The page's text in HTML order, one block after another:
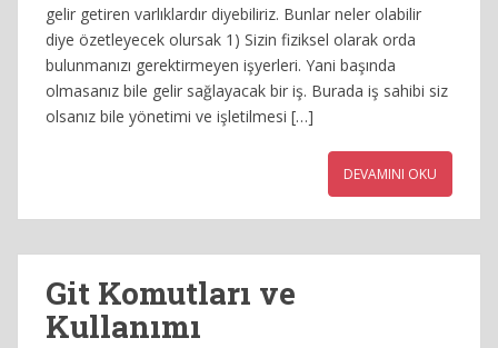
gelir getiren varlıklardır diyebiliriz. Bunlar neler olabilir
diye özetleyecek olursak 1) Sizin fiziksel olarak orda
bulunmanızı gerektirmeyen işyerleri. Yani başında
olmasanız bile gelir sağlayacak bir iş. Burada iş sahibi siz
olsanız bile yönetimi ve işletilmesi […]
DEVAMINI OKU
Git Komutları ve
Kullanımı